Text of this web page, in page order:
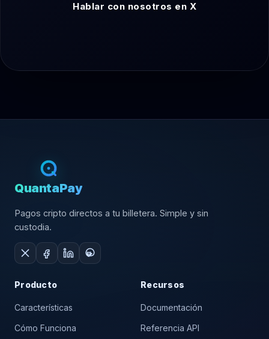
Hablar con nosotros en X
QuantaPay
Pagos cripto directos a tu billetera. Simple y sin
custodia.
Producto
Características
Cómo Funciona
Recursos
Documentación
Referencia API